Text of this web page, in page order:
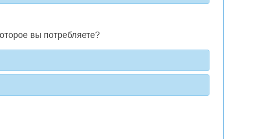
вы потребляете?